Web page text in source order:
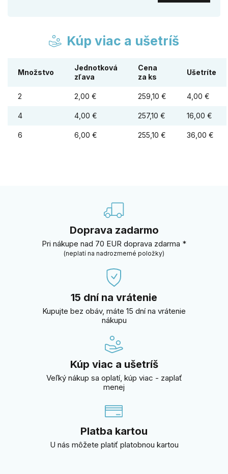
Kúp viac a ušetríš
Množstvo
Jednotková
zľava
Cena
za ks
Ušetríte
2 2,00 € 259,10 € 4,00 €
4 4,00 € 257,10 € 16,00 €
6 6,00 € 255,10 € 36,00 €
Doprava zadarmo
Pri nákupe nad 70 EUR doprava zdarma *
(neplatí na nadrozmerné položky)
15 dní na vrátenie
Kupujte bez obáv, máte 15 dní na vrátenie
nákupu
Kúp viac a ušetríš
Veľký nákup sa oplatí, kúp viac - zaplať
menej
Platba kartou
U nás môžete platiť platobnou kartou